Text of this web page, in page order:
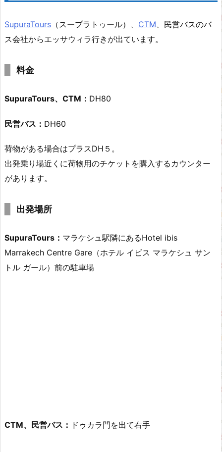
SupuraTours （スープラトゥール）、 CTM 、民営バスのバ
ス会社からエッサウィラ行きが出ています。
料金
SupuraTours、CTM： DH80
民営バス： DH60
荷物がある場合はプラスDH５。
出発乗り場近くに荷物用のチケットを購入するカウンター
があります。
出発場所
SupuraTours： マラケシュ駅隣にあるHotel ibis
Marrakech Centre Gare（ホテル イビス マラケシュ サン
トル ガール）前の駐車場
CTM、民営バス： ドゥカラ門を出て右手